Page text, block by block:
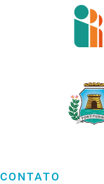
CONTATO